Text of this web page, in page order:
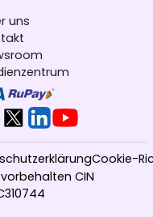
uns
CIN
Cookie-